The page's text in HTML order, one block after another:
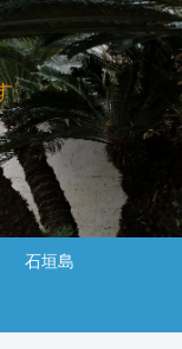
石垣島